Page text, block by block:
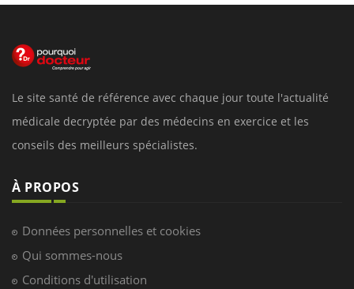
Le site santé de référence avec chaque jour toute l'actualité
médicale decryptée par des médecins en exercice et les
conseils des meilleurs spécialistes.
À PROPOS
Données personnelles et cookies
Qui sommes-nous
Conditions d'utilisation